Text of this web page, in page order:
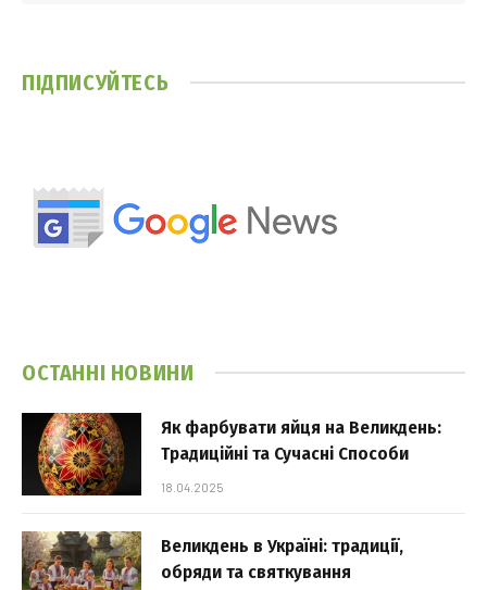
ПІДПИСУЙТЕСЬ
ОСТАННІ НОВИНИ
Як фарбувати яйця на Великдень:
Традиційні та Сучасні Способи
18.04.2025
Великдень в Україні: традиції,
обряди та святкування